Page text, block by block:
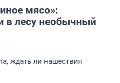
мясо»:
в лесу необычный
ждать ли нашествия